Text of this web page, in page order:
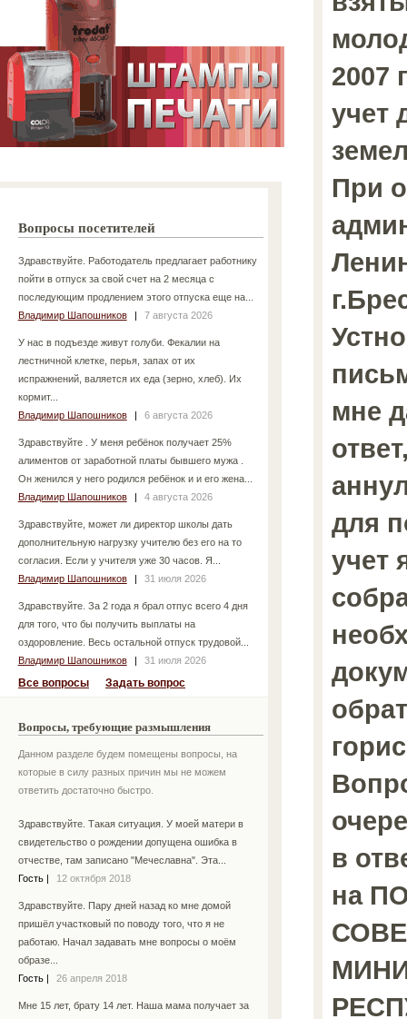
Вопросы посетителей
Здравствуйте. Работодатель предлагает работнику
пойти в отпуск за свой счет на 2 месяца с
последующим продлением этого отпуска еще на...
Владимир Шапошников
| 7 августа 2026
У нас в подъезде живут голуби. Фекалии на
лестничной клетке, перья, запах от их
испражнений, валяется их еда (зерно, хлеб). Их
кормит...
Владимир Шапошников
| 6 августа 2026
Здравствуйте . У меня ребёнок получает 25%
алиментов от заработной платы бывшего мужа .
Он женился у него родился ребёнок и и его жена...
Владимир Шапошников
| 4 августа 2026
Здравствуйте, может ли директор школы дать
дополнительную нагрузку учителю без его на то
согласия. Если у учителя уже 30 часов. Я...
Владимир Шапошников
| 31 июля 2026
Здравствуйте. За 2 года я брал отпус всего 4 дня
для того, что бы получить выплаты на
оздоровление. Весь остальной отпуск трудовой...
Владимир Шапошников
| 31 июля 2026
Все вопросы Задать вопрос
Вопросы, требующие размышления
Данном разделе будем помещены вопросы, на
которые в силу разных причин мы не можем
ответить достаточно быстро.
Здравствуйте. Такая ситуация. У моей матери в
свидетельство о рождении допущена ошибка в
отчестве, там записано "Мечеславна". Эта...
Гость
12 октября 2018
Здравствуйте. Пару дней назад ко мне домой
пришёл участковый по поводу того, что я не
работаю. Начал задавать мне вопросы о моём
образе...
Гость
26 апреля 2018
Мне 15 лет, брату 14 лет. Наша мама получает за
2007
учет
При
мне
для
учет
в
на